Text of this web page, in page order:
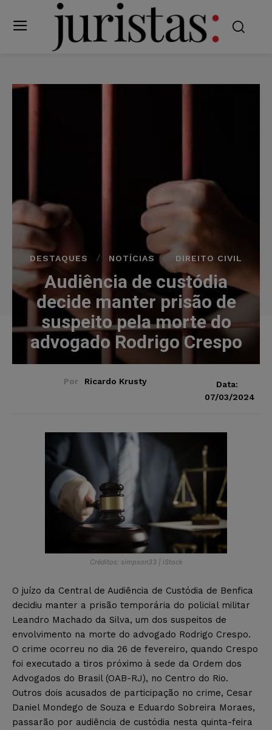
DESTAQUES NOTÍCIAS DIREITO CIVIL
Audiência de custódia
decide manter prisão de
suspeito pela morte do
advogado Rodrigo Crespo
Por Ricardo Krusty
Data:
07/03/2024
Créditos: simpson33 | iStock
O juízo da Central de Audiência de Custódia de Benfica
decidiu manter a prisão temporária do policial militar
Leandro Machado da Silva, um dos suspeitos de
envolvimento na morte do advogado Rodrigo Crespo.
O crime ocorreu no dia 26 de fevereiro, quando Crespo
foi executado a tiros próximo à sede da Ordem dos
Advogados do Brasil (OAB-RJ), no Centro do Rio.
Outros dois acusados de participação no crime, Cesar
Daniel Mondego de Souza e Eduardo Sobreira Moraes,
passarão por audiência de custódia nesta quinta-feira